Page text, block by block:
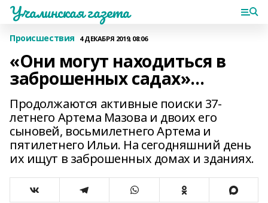
Учалинская газета
Происшествия 4 ДЕКАБРЯ 2019, 08:06
«Они могут находиться в
заброшенных садах»...
Продолжаются активные поиски 37-
летнего Артема Мазова и двоих его
сыновей, восьмилетнего Артема и
пятилетнего Ильи. На сегодняшний день
их ищут в заброшенных домах и зданиях.